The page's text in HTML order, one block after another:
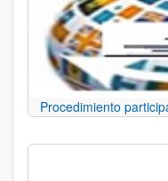
Procedimiento